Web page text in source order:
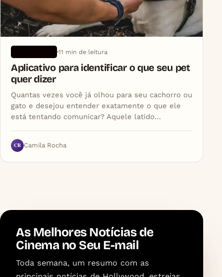
11 min de leitura
Aplicativo para identificar o que seu pet
quer dizer
Quantas vezes você já olhou para seu cachorro ou
gato e desejou entender exatamente o que ele
está tentando comunicar? Aquele latido…
CR Camila Rocha
As Melhores Notícias de
Cinema no Seu E-mail
Toda semana, um resumo com as